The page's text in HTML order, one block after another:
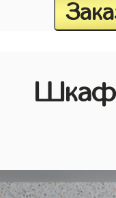
Шкаф